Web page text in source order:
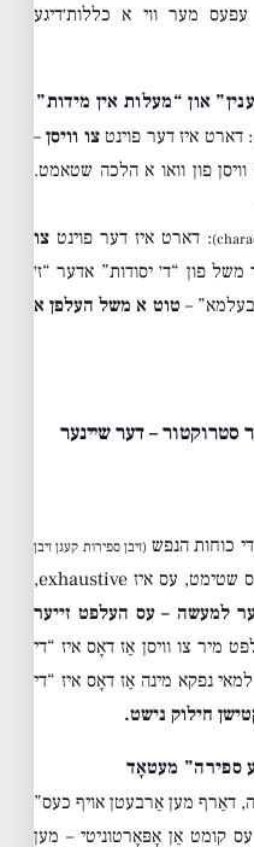
מער ווי א כללות׳דיגע
: דארט איז דער פוינטצו וויסן–
פון וואו א הלכה שטאמט.
: דארט איז דער פוינט צו
משל פון “ד׳ יסודות” אדער “ז׳
– טוט א משל העלפן א
סטרוקטור – דער שיינער
כוחות הנפש (זיבן ספירות קעגן זיבן
– עס שטימט, עס איז exhaustive,
למעשה – עס העלפט זייער
מיר צו וויסן אַז דאָס איז “די
נפקא מינה אַז דאָס איז “די
חילוק נישט.
דאַרף מען אַרבעטן אויף כעס”
קומט אַן אָפּאָרטוניטי – מען